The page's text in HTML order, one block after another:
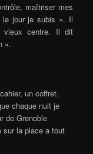
maîtriser mes
jour je subis ». Il
vieux centre. Il dit
».
un coffret.
chaque nuit je
de Grenoble
sur la place a tout